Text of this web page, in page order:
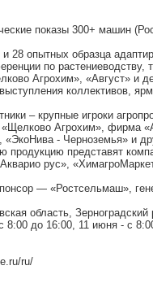
показы 300+ машин
28 опытных образца
по растениеводству,
Агрохим», «Август» и
коллективов,
– крупные игроки
Агрохим», фирма
«ЭкоНива - Черноземья» и
продукцию представят
рус»,
— «Ростсельмаш»,
область,
8:00 до 16:00, 11 июня - с
ru/